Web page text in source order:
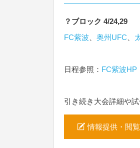
？ブロック 4/24,29
FC紫波
奥州UFC
日程参照： FC紫波HP
引き続き大会詳細や
情報提供・閲